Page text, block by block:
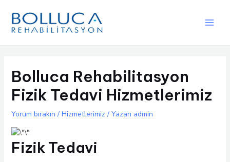
atla
Bolluca Rehabilitasyon
Fizik Tedavi Hizmetlerimiz
Yorum bırakın / Hizmetlerimiz/ Yazan admin
Fizik Tedavi